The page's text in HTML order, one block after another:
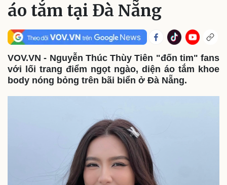
Việc làm
Biển đảo
áo tắm tại Đà Nẵng
VOV.VN - Nguyễn Thúc Thùy Tiên "đốn tim" fans
với lối trang điểm ngọt ngào, diện áo tắm khoe
body nóng bỏng trên bãi biển ở Đà Nẵng.